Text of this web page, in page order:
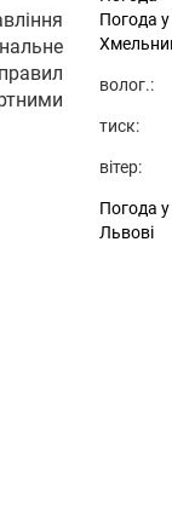
Погода у
волог.:
тиск:
вітер:
Погода у
Львові